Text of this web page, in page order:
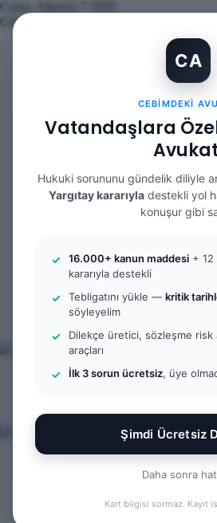
CA
CEBIMDEKI
Vatandaşlara
Hukuki sorununu gündelik diliyle
Yargıtay kararıyla destekli yol
konuşur gibi
16.000+ kanun maddesi + 12
kararıyla destekli
Tebligatını yükle — kritik
söyleyelim
Dilekçe üretici, sözleşme risk
araçları
İlk 3 sorun ücretsiz, üye
Şimdi Ücretsiz
Daha sonra
Kart bilgisi sormaz. Kayıt
Cuma, Ağustos 7 2026
Güncel Makale
İBAN Kiralama Cezasında Yeni
12. Yargı Paketi Kabul Edildi:
Banka Hesabımı Dolandırıcılara
Yargıtay Kararı İncelemesi ve
Kusur Belirlemesinin Maddi ve
Kusur Belirlemesinin Maddi ve
Kira Sözleşmesinin Feshi ve
Yargıtay Kararı İncelemesi: 2.
Facebook
WhatsApp
Rastgele
Makale
Kenar
Bölmesi
Arama
yap
Menü
...
Ol
ANASAYFA
Ceza Hukuku